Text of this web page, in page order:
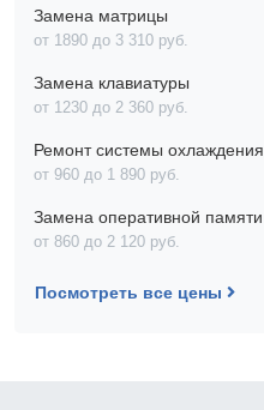
Замена матрицы
от 1890 до 3 310 pyб.
Замена клавиатуры
от 1230 до 2 360 pyб.
Ремонт системы охлаждения
от 960 до 1 890 pyб.
Замена оперативной памяти
от 860 до 2 120 pyб.
Посмотреть все цены